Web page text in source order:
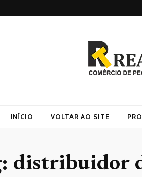
INÍCIO VOLTAR AO SITE
distribuidor